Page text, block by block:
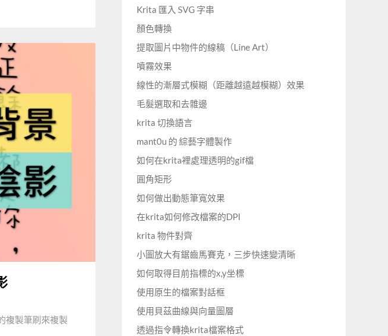
複製筆刷來複製
Krita 匯入 SVG 字串
顏色轉換
提取圖片中物件的線稿（Line Art）
噴霧效果
線性的漸層式模糊（距離越遠越模糊）效果
毛髮選取和去雜邊
krita 切換語言
mant0u 的 綜藝字體製作
如何在krita裡處理透明的gif檔
圓角矩形
如何做出動態筆寬效果
在krita如何修改檔案的DPI
krita 物件對齊
小圖放大有鋸齒馬賽克，三步快速變清晰
如何取得目前指標的x,y坐標
使用原生的檔案對話框
使用貝茲曲線與向量圖層
透過指令轉換krita檔案格式